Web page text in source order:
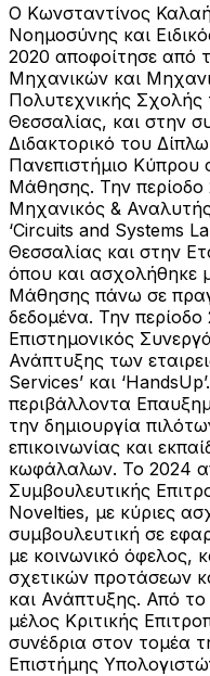
Ο Κωνσταντίνος
Νοημοσύνης και
2020 αποφοίτησε από
Μηχανικών και
Πολυτεχνικής Σχολής
Θεσσαλίας, και στην
Διδακτορικό του
Πανεπιστήμιο Κύπρου
Μάθησης. Την περίοδο
Μηχανικός &
‘Circuits and Systems
Θεσσαλίας και στην
όπου και ασχολήθηκε
Μάθησης πάνω σε
δεδομένα. Την περίοδο
Επιστημονικός
Ανάπτυξης των
Services’ και
περιβάλλοντα
την δημιουργία
επικοινωνίας και
κωφάλαλων. Το 2024
Συμβουλευτικής
Novelties, με κύριες
συμβουλευτική σε
με κοινωνικό όφελος,
σχετικών προτάσεων
και Ανάπτυξης. Από
μέλος Κριτικής
συνέδρια στον τομέα
Επιστήμης